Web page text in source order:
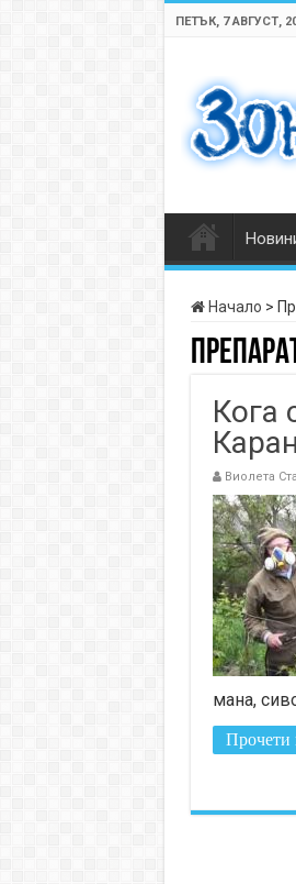
ПЕТЪК, 7 АВГУСТ,
Начало >
Кога
Виолета
мана,
Прочети